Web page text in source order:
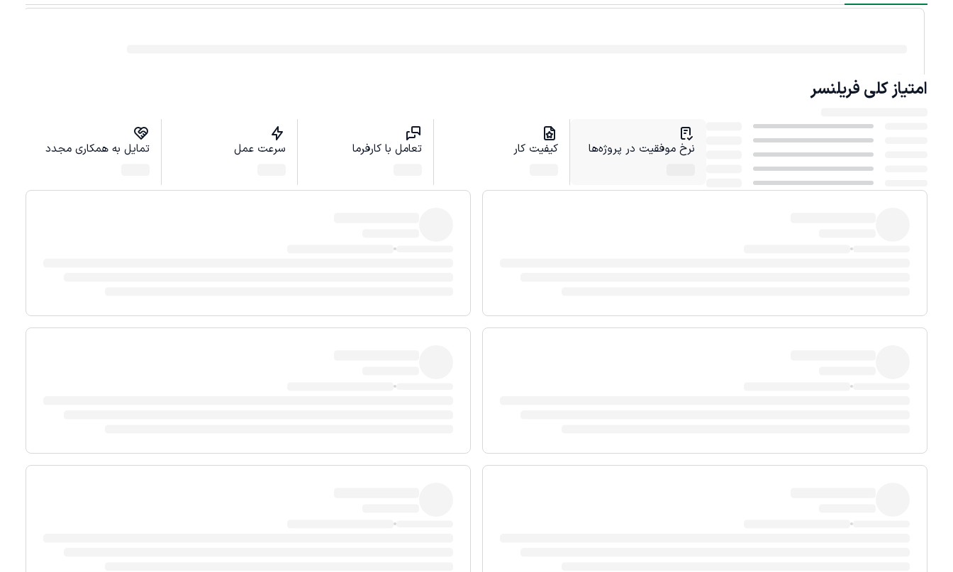
امتیاز کلی فریلنسر
نرخ موفقیت در پروژه‌ها کیفیت کار تعامل با کارفرما سرعت عمل تمایل به همکاری مجدد